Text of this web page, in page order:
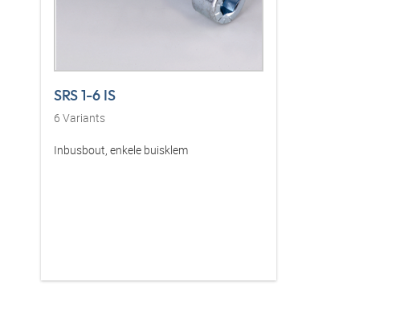
SRS 1-6 IS
6 Variants
Inbusbout, enkele buisklem